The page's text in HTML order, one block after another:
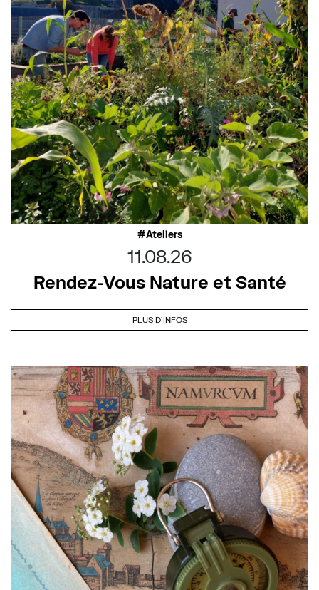
Ateliers
11.08.26
Rendez-Vous Nature et Santé
PLUS D'INFOS